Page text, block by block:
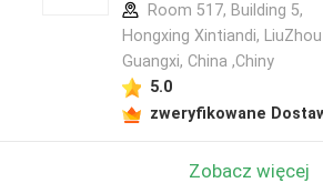
Room 517, Building 5,
Hongxing Xintiandi, LiuZhou
Guangxi, China ,Chiny
5.0
zweryfikowane
Zobacz więcej